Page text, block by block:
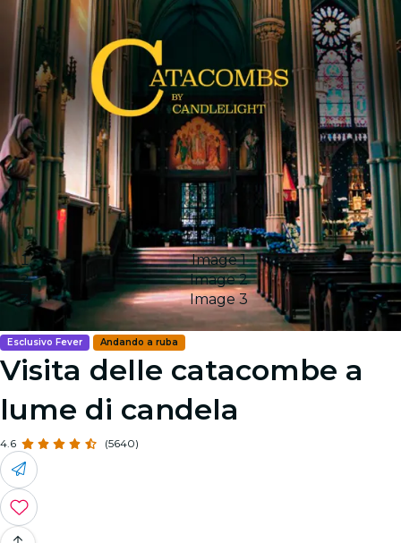
Image 1
Image 2
Image 3
Esclusivo Fever Andando a ruba
Visita delle catacombe a
lume di candela
4.6 (5640)